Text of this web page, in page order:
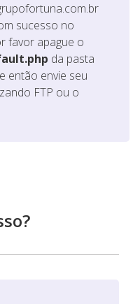
sucesso no
favor apague o
da pasta
então envie seu
FTP ou o